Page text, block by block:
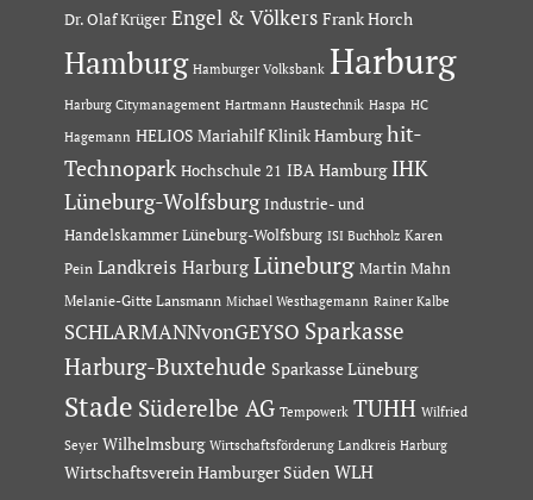
Dr. Olaf Krüger Engel & Völkers Frank Horch
Hamburg Hamburger Volksbank Harburg
Harburg Citymanagement Hartmann Haustechnik Haspa HC
Hagemann HELIOS Mariahilf Klinik Hamburg hit-
Technopark Hochschule 21 IBA Hamburg IHK
Lüneburg-Wolfsburg Industrie- und
Handelskammer Lüneburg-Wolfsburg ISI Buchholz Karen
Pein Landkreis Harburg Lüneburg Martin Mahn
Melanie-Gitte Lansmann Michael Westhagemann Rainer Kalbe
SCHLARMANNvonGEYSO Sparkasse
Harburg-Buxtehude Sparkasse Lüneburg
Stade Süderelbe AG Tempowerk TUHH Wilfried
Seyer Wilhelmsburg Wirtschaftsförderung Landkreis Harburg
Wirtschaftsverein Hamburger Süden WLH